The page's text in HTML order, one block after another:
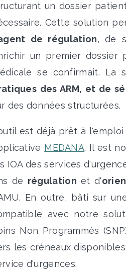
un dossier
Cette solution
de régulation, de
un premier dossier
se confirmait. La
des ARM, et de
des données structurées.
est déjà prêt à
MEDANA. Il est
IOA des services
de régulation et d'
En outre, bâti sur
avec notre
Non Programmés
les créneaux
d'urgences.